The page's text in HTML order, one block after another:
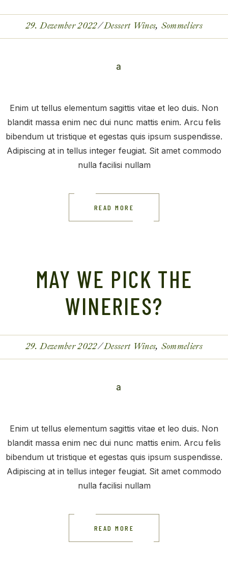
29. Dezember 2022 Dessert Wines Sommeliers
Enim ut tellus elementum sagittis vitae et leo duis. Non
blandit massa enim nec dui nunc mattis enim. Arcu felis
bibendum ut tristique et egestas quis ipsum suspendisse.
Adipiscing at in tellus integer feugiat. Sit amet commodo
nulla facilisi nullam
READ MORE
MAY WE PICK THE
WINERIES?
29. Dezember 2022 Dessert Wines Sommeliers
Enim ut tellus elementum sagittis vitae et leo duis. Non
blandit massa enim nec dui nunc mattis enim. Arcu felis
bibendum ut tristique et egestas quis ipsum suspendisse.
Adipiscing at in tellus integer feugiat. Sit amet commodo
nulla facilisi nullam
READ MORE